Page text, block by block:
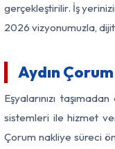
gerçekleştirilir. İş
2026 vizyonumuzla,
Aydın
Eşyalarınızı
sistemleri ile hizmet
Çorum nakliye süreci